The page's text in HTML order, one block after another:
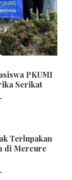
PKUMI
Serikat
Terlupakan
di Mercure